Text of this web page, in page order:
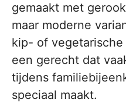
gemaakt met
maar moderne
kip- of
een gerecht dat
tijdens
speciaal maakt.